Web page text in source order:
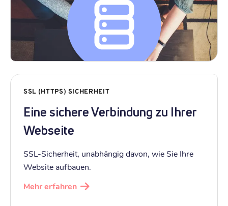
SSL (HTTPS) SICHERHEIT
Eine sichere Verbindung zu Ihrer
Webseite
SSL-Sicherheit, unabhängig davon, wie Sie Ihre
Website aufbauen.
Mehr erfahren